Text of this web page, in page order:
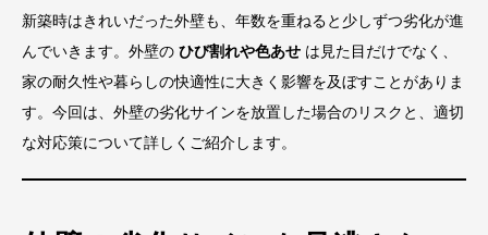
新築時はきれいだった外壁も、年数を重ねると少しずつ劣化が進
んでいきます。外壁の ひび割れや色あせ は見た目だけでなく、
家の耐久性や暮らしの快適性に大きく影響を及ぼすことがありま
す。今回は、外壁の劣化サインを放置した場合のリスクと、適切
な対応策について詳しくご紹介します。